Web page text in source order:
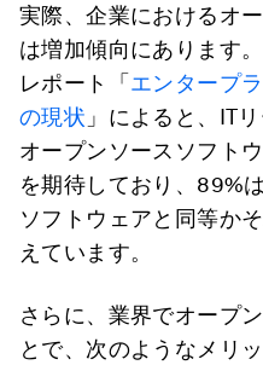
実際、企業におけるオ
は増加傾向にあります
レポート「 エンタープ
の現状 」によると、IT
オープンソースソフト
を期待しており、89%
ソフトウェアと同等か
えています。
さらに、業界でオープ
とで、次のようなメリ